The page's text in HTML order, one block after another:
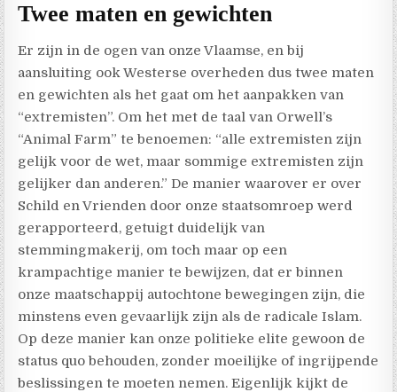
Twee maten en gewichten
Er zijn in de ogen van onze Vlaamse, en bij
aansluiting ook Westerse overheden dus twee maten
en gewichten als het gaat om het aanpakken van
“extremisten”. Om het met de taal van Orwell’s
“Animal Farm” te benoemen: “alle extremisten zijn
gelijk voor de wet, maar sommige extremisten zijn
gelijker dan anderen.” De manier waarover er over
Schild en Vrienden door onze staatsomroep werd
gerapporteerd, getuigt duidelijk van
stemmingmakerij, om toch maar op een
krampachtige manier te bewijzen, dat er binnen
onze maatschappij autochtone bewegingen zijn, die
minstens even gevaarlijk zijn als de radicale Islam.
Op deze manier kan onze politieke elite gewoon de
status quo behouden, zonder moeilijke of ingrijpende
beslissingen te moeten nemen. Eigenlijk kijkt de